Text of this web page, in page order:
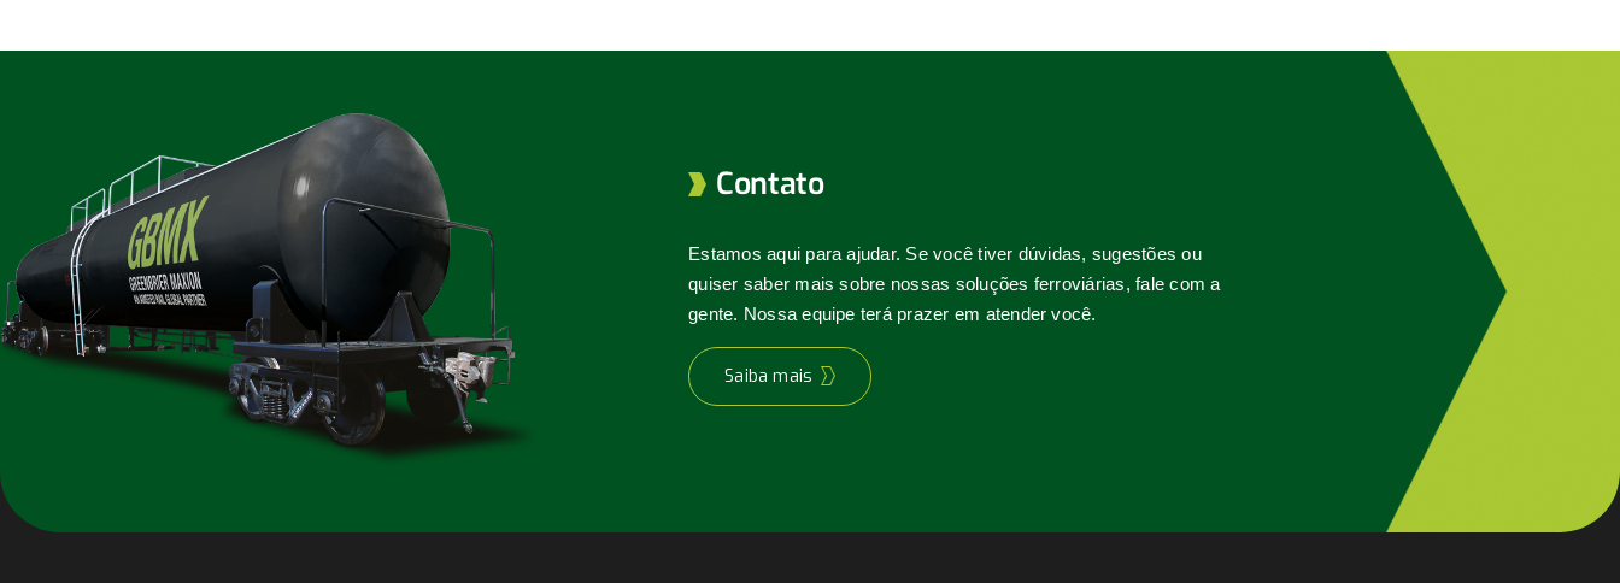
Contato
Estamos aqui para ajudar. Se você tiver dúvidas, sugestões ou
quiser saber mais sobre nossas soluções ferroviárias, fale com a
gente. Nossa equipe terá prazer em atender você.
Saiba mais